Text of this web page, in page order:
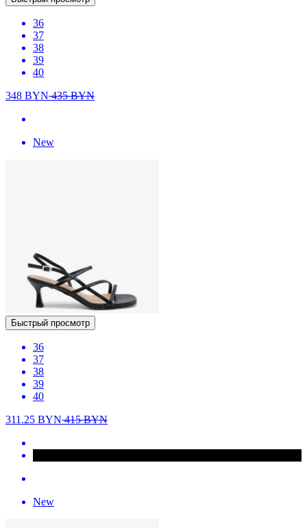
36
37
38
39
40
348 BYN435BYN
New
Быстрый просмотр
36
37
38
39
40
311.25 BYN415BYN
New